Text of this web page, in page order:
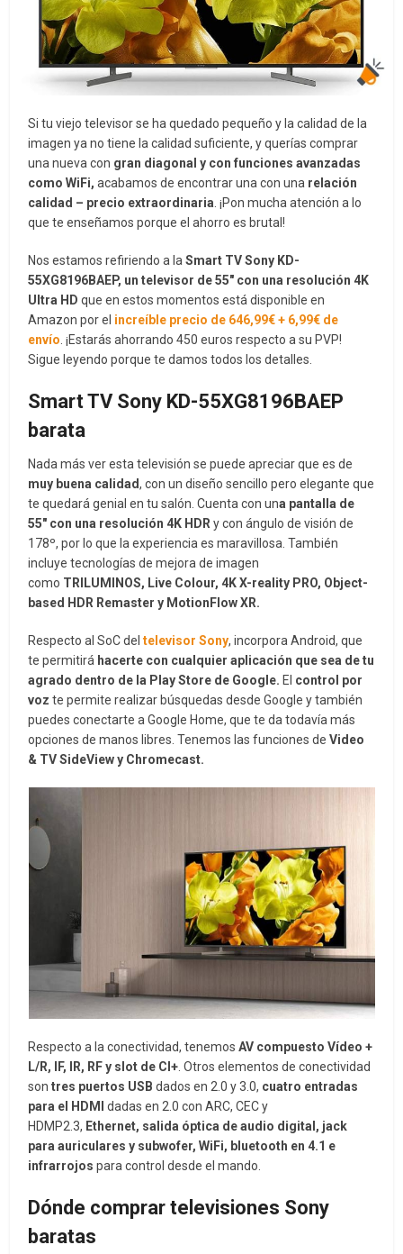
Si tu viejo televisor se ha quedado pequeño y la calidad de la
imagen ya no tiene la calidad suficiente, y querías comprar
una nueva con gran diagonal y con funciones avanzadas
como WiFi, acabamos de encontrar una con una relación
calidad – precio extraordinaria . ¡Pon mucha atención a lo
que te enseñamos porque el ahorro es brutal!
Nos estamos refiriendo a laSmart TV Sony KD-
55XG8196BAEP, un televisor de 55″ con una resolución 4K
Ultra HD que en estos momentos está disponible en
Amazon por el increíble precio de 646,99€ + 6,99€ de
envío . ¡Estarás ahorrando 450 euros respecto a su PVP!
Sigue leyendo porque te damos todos los detalles.
Smart TV Sony KD-55XG8196BAEP
barata
Nada más ver esta televisión se puede apreciar que es de
muy buena calidad, con un diseño sencillo pero elegante que
te quedará genial en tu salón. Cuenta con una pantalla de
55″ con una resolución 4K HDR y con ángulo de visión de
178º, por lo que la experiencia es maravillosa. También
incluye tecnologías de mejora de imagen
como TRILUMINOS, Live Colour, 4K X-reality PRO, Object-
based HDR Remaster y MotionFlow XR.
Respecto al SoC deltelevisor Sony, incorpora Android, que
te permitirá hacerte con cualquier aplicación que sea de tu
agrado dentro de la Play Store de Google. El control por
voz te permite realizar búsquedas desde Google y también
puedes conectarte a Google Home, que te da todavía más
opciones de manos libres. Tenemos las funciones deVideo
& TV SideView y Chromecast.
Respecto a la conectividad, tenemosAV compuesto Vídeo +
L/R, IF, IR, RF y slot de CI+ . Otros elementos de conectividad
sontres puertos USB dados en 2.0 y 3.0, cuatro entradas
para el HDMI
dadas en 2.0 con ARC, CEC y
HDMP2.3, Ethernet, salida óptica de audio digital, jack
para auriculares y subwofer, WiFi, bluetooth en 4.1 e
infrarrojos para control desde el mando.
Dónde comprar televisiones Sony
baratas